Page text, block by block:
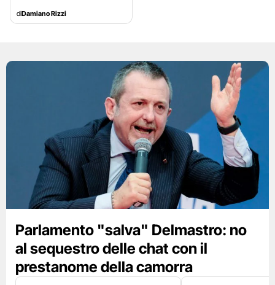
diDamiano Rizzi
Parlamento "salva" Delmastro: no
al sequestro delle chat con il
prestanome della camorra